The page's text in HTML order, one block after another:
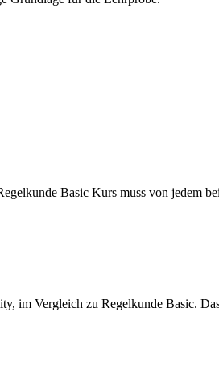
Basic Kurs muss von jedem
im Vergleich zu Regelkunde Basic.